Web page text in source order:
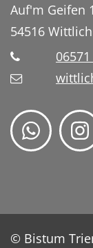
Auf'm Geifen
54516 Wittlich
© Bistum